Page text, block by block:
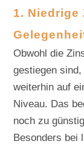
1. Niedrige
Obwohl die
gestiegen
weiterhin auf
Niveau. Das
noch zu
Besonders bei